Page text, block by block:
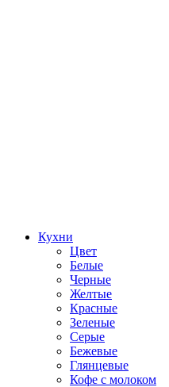
Кухни
Цвет
Белые
Черные
Желтые
Красные
Зеленые
Серые
Бежевые
Глянцевые
Кофе с молоком